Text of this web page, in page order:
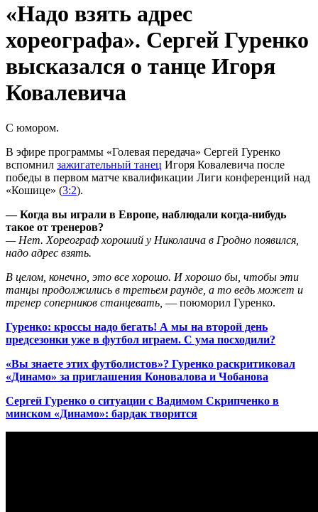
«Надо взять адрес
хореографа». Сергей Гуренко
высказался о танце Игоря
Ковалевича
С юмором.
В эфире программы «Голевая передача» Сергей Гуренко
вспомнил зажигательный танец Игоря Ковалевича после
победы в первом матче квалификации Лиги конференций над
«Кошице» (3:2).
— Когда вы играли в Европе, наблюдали когда-нибудь
такое от тренеров?
— Нет. Хореограф хороший у Николаича в Гродно появился,
надо адрес взять.
В целом, конечно, это все хорошо. И хорошо бы, чтобы эти
танцы продолжились в третьем раунде, а то ведь может и
тренер соперников станцевать, — поюморил Гуренко.
Гуренко: кроссы надо бегать! А мы на второй день
предсезонки уже в футбол играем. С ума посходили?
«Вы знаете этих футболистов»? Гуренко раскритиковал
«Динамо» за приглашения Коновалова и Чобанова
Сергей Гуренко о ситуации с Вадимом Скрипченко в
минском «Динамо»: бардак творится